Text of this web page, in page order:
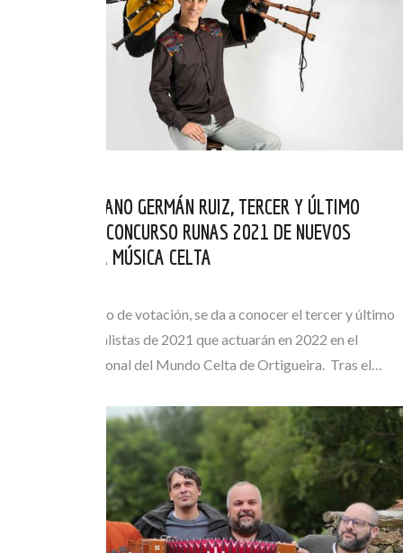
EL VALLISOLETANO GERMÁN RUIZ, TERCER Y ÚLTIMO
FINALISTA DEL CONCURSO RUNAS 2021 DE NUEVOS
VALORES DE LA MÚSICA CELTA
Finalizado el plazo de votación, se da a conocer el tercer y último
de los grupos finalistas de 2021 que actuarán en 2022 en el
Festival Internacional del Mundo Celta de Ortigueira. Tras el…